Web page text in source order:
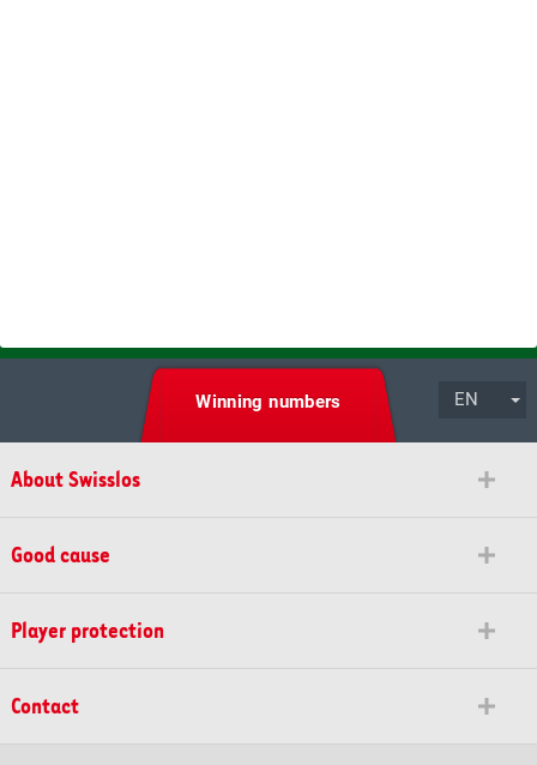
EN
Winning numbers
About Swisslos
Good cause
Player protection
Contact